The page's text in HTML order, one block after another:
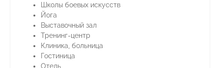
Школы боевых искусств
Йога
Выставочный зал
Тренинг-центр
Клиника, больница
Гостиница
Отель